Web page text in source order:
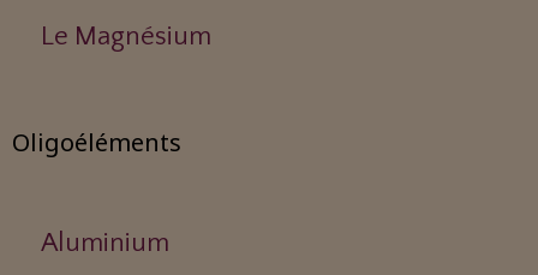
Le Magnésium
Oligoéléments
Aluminium